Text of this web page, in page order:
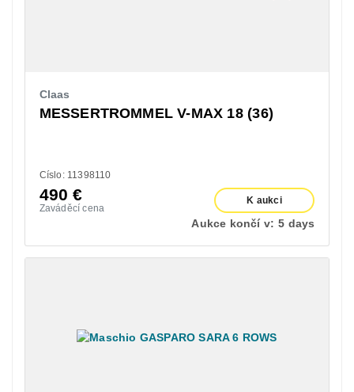
Claas
MESSERTROMMEL V-MAX 18 (36)
Císlo: 11398110
490€
Zaváděcí cena
K aukci
Aukce končí v: 5 days